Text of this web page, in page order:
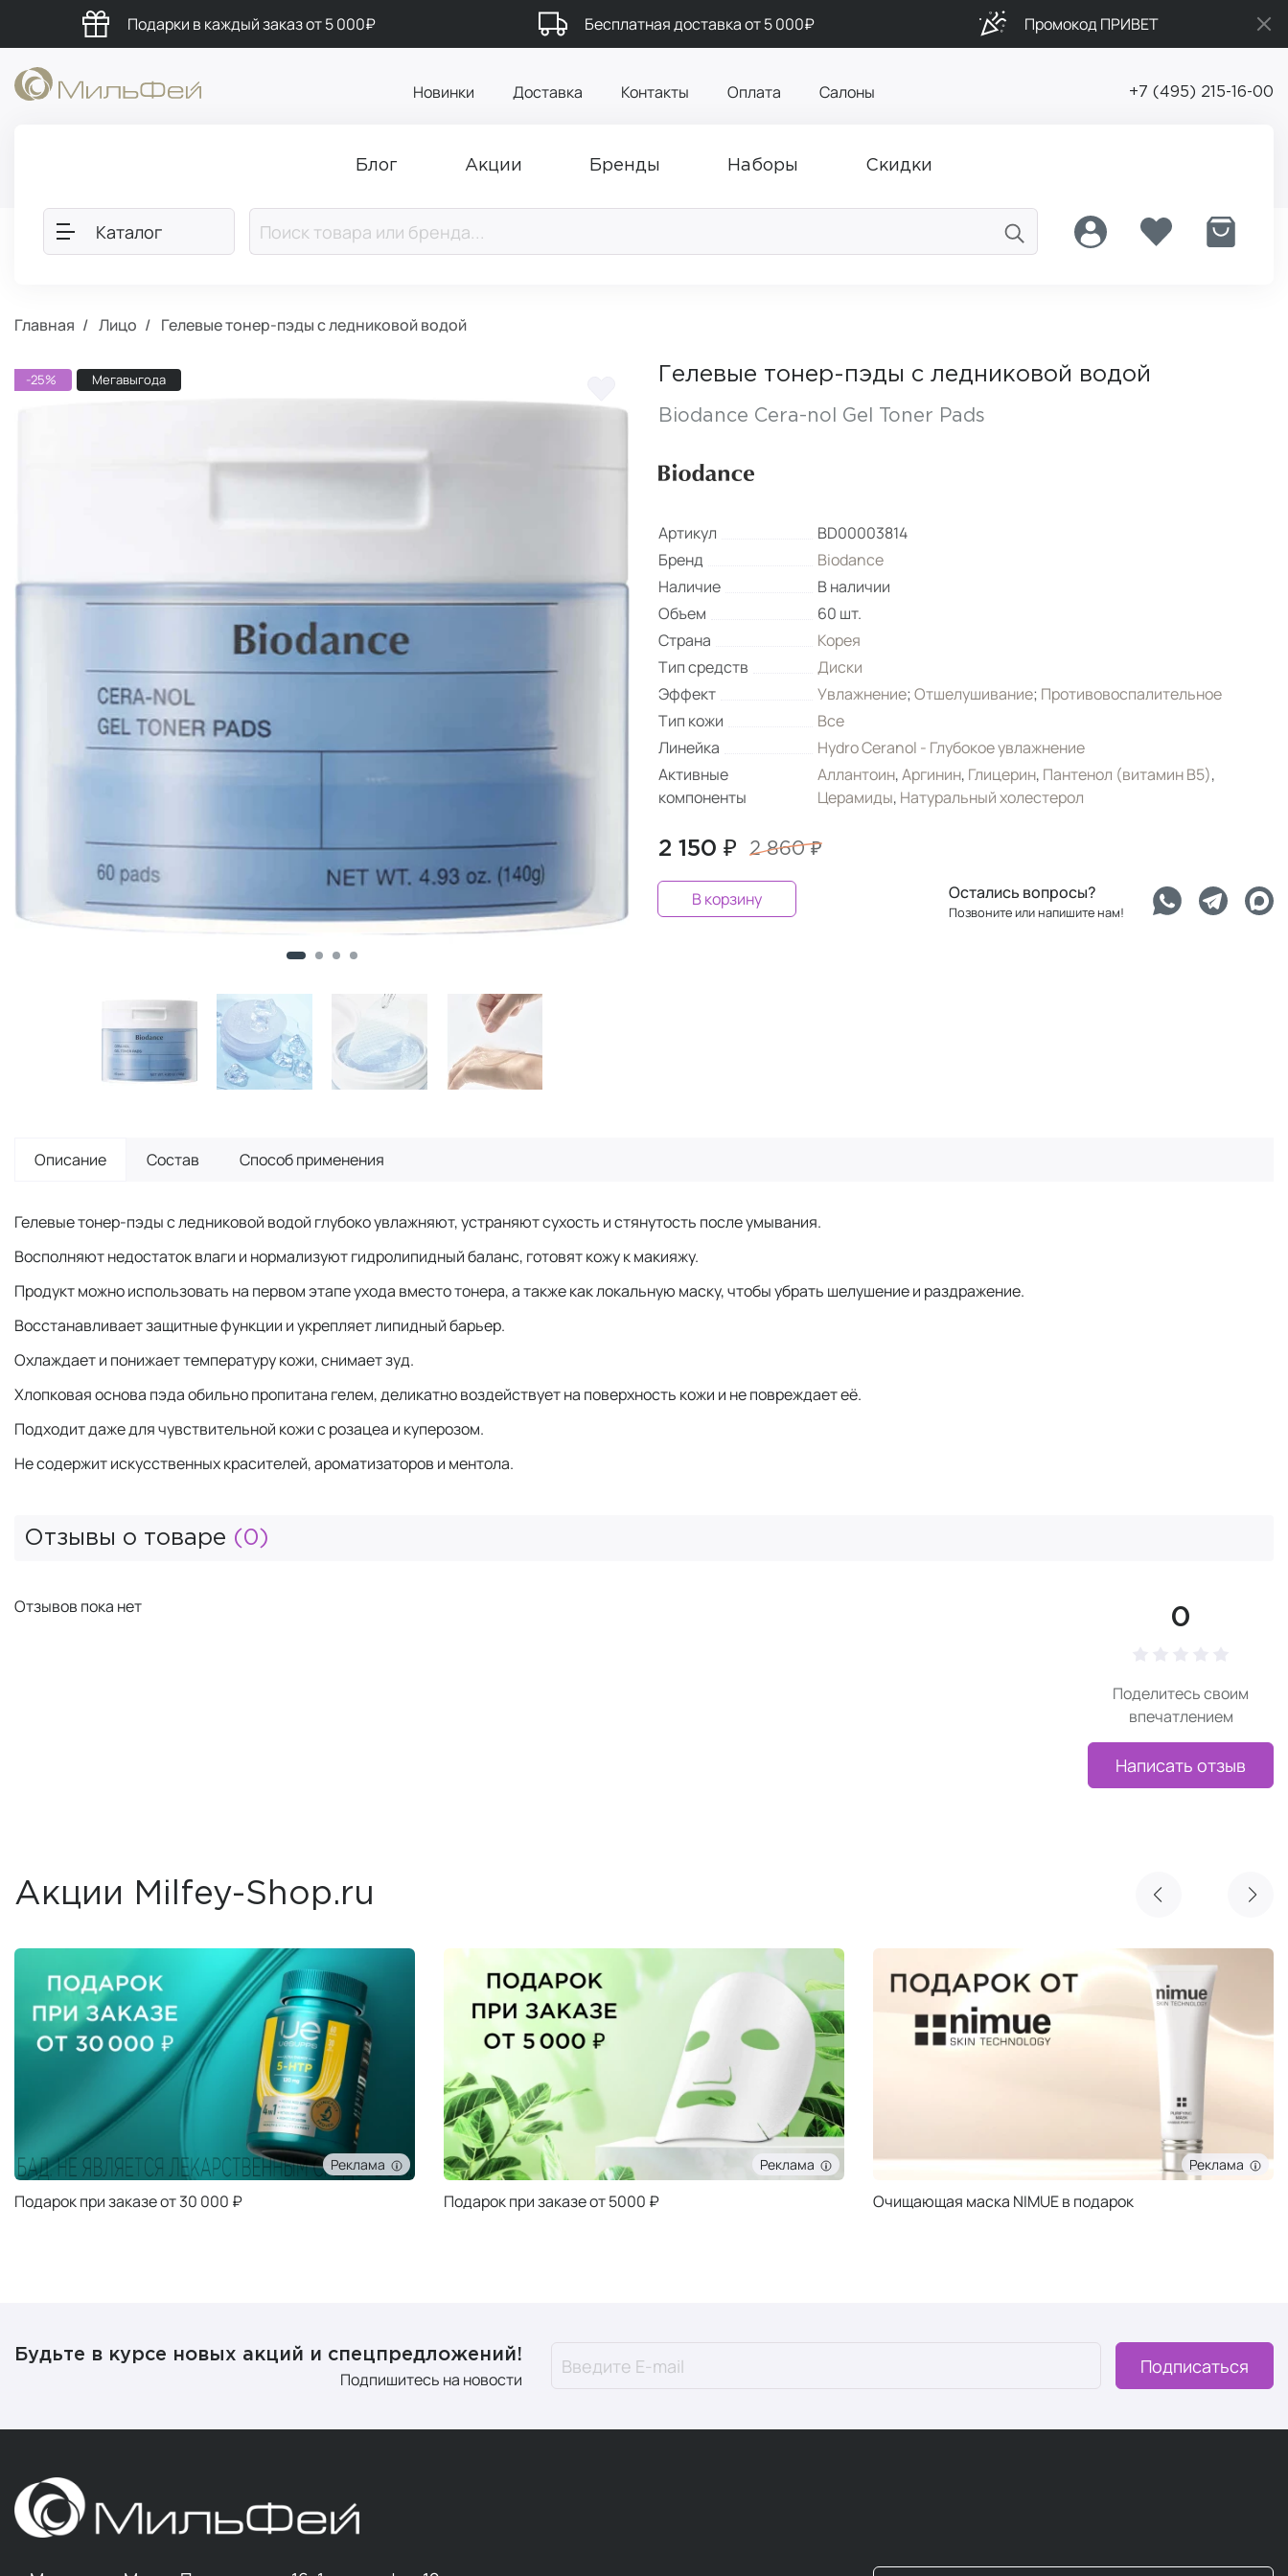
Подарки в каждый заказ от 5 000₽ Бесплатная доставка от 5 000₽ Промокод ПРИВЕТ
Новинки Доставка Контакты Оплата Салоны +7 (495) 215-16-00
Блог Акции Бренды Наборы Скидки
Каталог
Главная Лицо Гелевые тонер-пэды с ледниковой водой
-25% Мегавыгода Гелевые тонер-пэды с ледниковой водой
Biodance Cera-nol Gel Toner Pads
Артикул
BD00003814
Бренд
Biodance
Наличие
В наличии
Объем
60 шт.
Страна
Корея
Тип средств
Диски
Эффект
Увлажнение;Отшелушивание; Противовоспалительное
Тип кожи
Все
Линейка
Hydro Ceranol - Глубокое увлажнение
Активные
компоненты
Аллантоин,Аргинин, Глицерин, Пантенол (витамин B5),
Церамиды, Натуральный холестерол
2 150 ₽ 2 860 ₽
В корзину Остались вопросы?
Позвоните или напишите нам!
Описание Состав Способ применения
Гелевые тонер-пэды с ледниковой водой глубоко увлажняют, устраняют сухость и стянутость после умывания.
Восполняют недостаток влаги и нормализуют гидролипидный баланс, готовят кожу к макияжу.
Продукт можно использовать на первом этапе ухода вместо тонера, а также как локальную маску, чтобы убрать шелушение и раздражение.
Восстанавливает защитные функции и укрепляет липидный барьер.
Охлаждает и понижает температуру кожи, снимает зуд.
Хлопковая основа пэда обильно пропитана гелем, деликатно воздействует на поверхность кожи и не повреждает её.
Подходит даже для чувствительной кожи с розацеа и куперозом.
Не содержит искусственных красителей, ароматизаторов и ментола.
Отзывы о товаре (0)
0
Поделитесь своим
впечатлением
Написать отзыв
Отзывов пока нет
Акции Milfey-Shop.ru
Реклама
Подарок при заказе от 30 000 ₽
Реклама
Подарок при заказе от 5000 ₽
Реклама
Очищающая маска NIMUE в подарок
Будьте в курсе новых акций и спецпредложений!
Подпишитесь на новости
Подписаться